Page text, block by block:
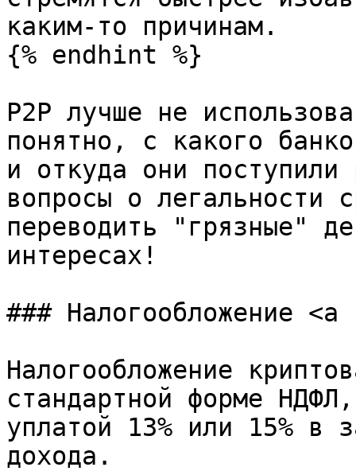
каким-то причинам.
{% endhint %}
P2P лучше не
понятно, с какого
и откуда они
вопросы о легальности
переводить "грязные"
интересах!
### Налогообложение
Налогообложение
стандартной форме
уплатой 13% или 15% в
дохода.